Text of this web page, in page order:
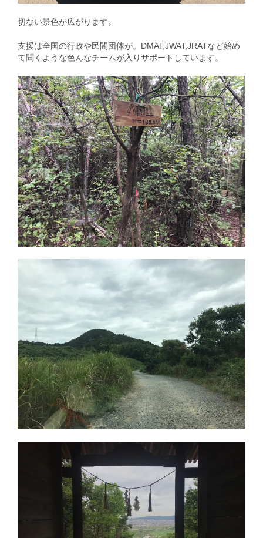
切ない景色が広がります。
支援は全国の行政や民間団体が。DMAT,JWAT,JRATなど始め
て聞くような色んなチームが入りサポートしています。